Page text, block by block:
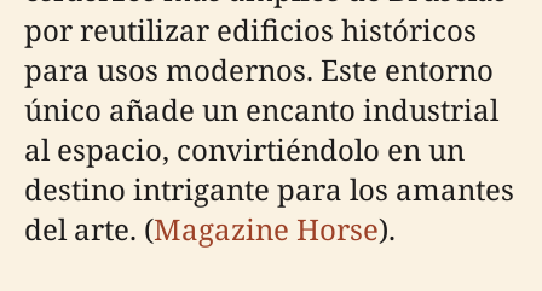
por reutilizar edificios históricos
para usos modernos. Este entorno
único añade un encanto industrial
al espacio, convirtiéndolo en un
destino intrigante para los amantes
del arte. (Magazine Horse).